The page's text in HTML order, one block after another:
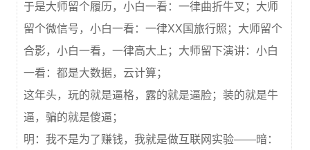
于是大师留个履历，小白一看：一律曲折牛叉；大师
留个微信号，小白一看：一律XX国旅行照；大师留个
合影，小白一看，一律高大上；大师留下演讲：小白
一看：都是大数据，云计算；
这年头，玩的就是逼格，露的就是逼脸；装的就是牛
逼，骗的就是傻逼；
明：我不是为了赚钱，我就是做互联网实验——暗：